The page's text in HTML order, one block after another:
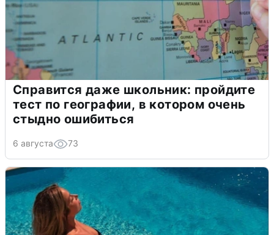
Справится даже школьник: пройдите
тест по географии, в котором очень
стыдно ошибиться
6 августа 73